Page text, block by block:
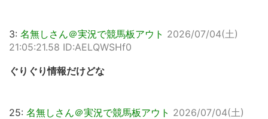
3: 名無しさん＠実況で競馬板アウト 2026/07/04(土)
21:05:21.58 ID:AELQWSHf0
ぐりぐり情報だけどな
25: 名無しさん＠実況で競馬板アウト 2026/07/04(土)